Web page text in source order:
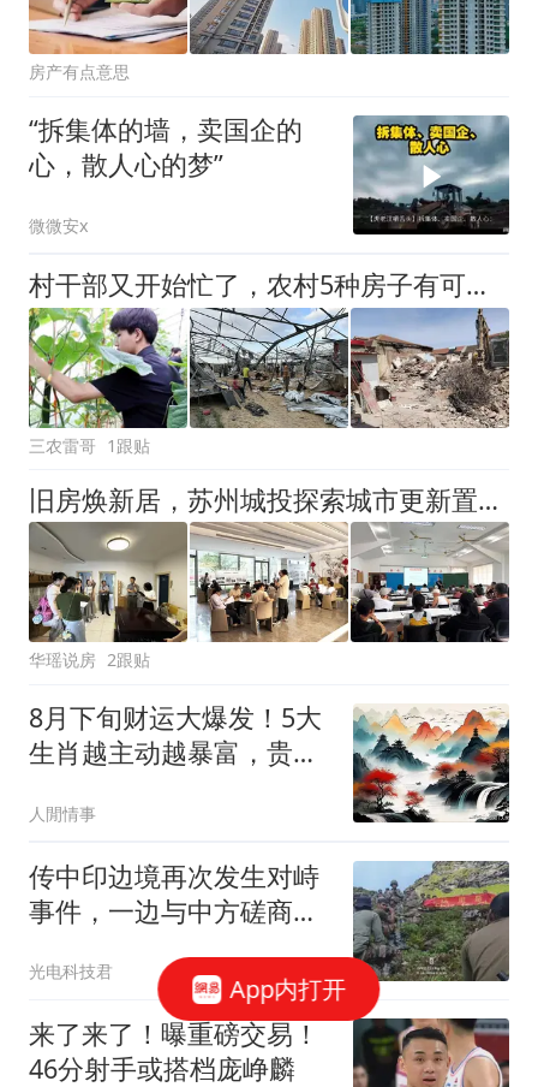
房产有点意思
“拆集体的墙，卖国企的
心，散人心的梦”
微微安x
村干部又开始忙了，农村5种房子有可能拆除，乡亲们互相提个醒
三农雷哥 1跟贴
旧房焕新居，苏州城投探索城市更新置换新路
华瑶说房 2跟贴
8月下旬财运大爆发！5大
生肖越主动越暴富，贵人
人閒情事
传中印边境再次发生对峙
事件，一边与中方磋商，
光电科技君
来了来了！曝重磅交易！
46分射手或搭档庞峥麟
App内打开